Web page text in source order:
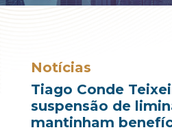
Notícias
Tiago Conde
suspensão de
mantinham